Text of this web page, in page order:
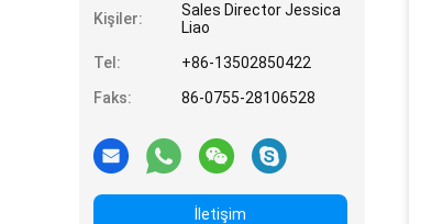
Kişiler:
Sales Director Jessica
Liao
Tel:
+86-13502850422
Faks:
86-0755-28106528
İletişim